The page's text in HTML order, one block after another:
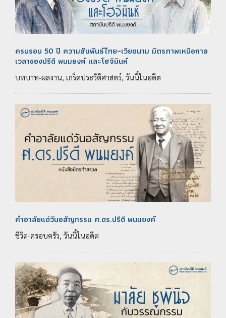
ครบรอบ 50 ปี ความสัมพันธ์ไทย–เวียดนาม มิตรภาพเหนือกาล
เวลาของปรีดี พนมยงค์ และโฮจิมินห์
บทบาท-ผลงาน, เกร็ดประวัติศาสตร์, วันนี้ในอดีต
คำอาลัยแด่วันอสัญกรรม ศ.ดร.ปรีดี พนมยงค์
ชีวิต-ครอบครัว, วันนี้ในอดีต